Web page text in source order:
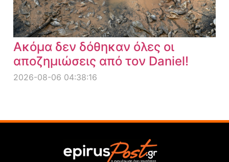
Ακόμα δεν δόθηκαν όλες οι
αποζημιώσεις από τον Daniel!
2026-08-06 04:38:16